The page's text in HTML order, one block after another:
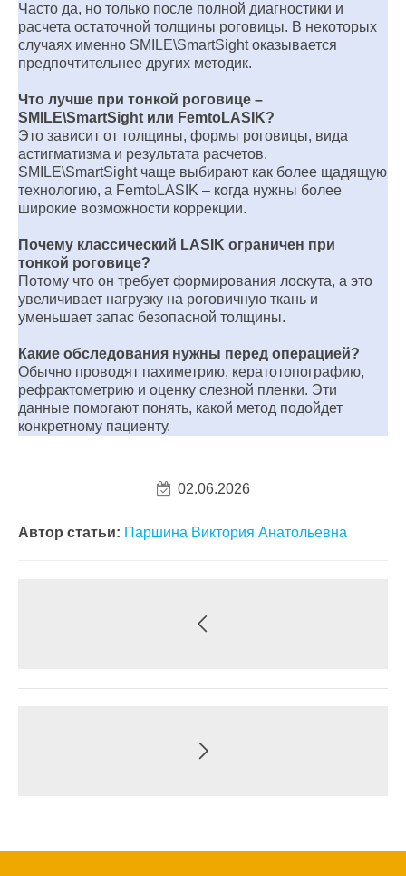
Часто да, но только после полной диагностики и
расчета остаточной толщины роговицы. В некоторых
случаях именно SMILE\SmartSight оказывается
предпочтительнее других методик.
Что лучше при тонкой роговице –
SMILE\SmartSight или FemtoLASIK?
Это зависит от толщины, формы роговицы, вида
астигматизма и результата расчетов.
SMILE\SmartSight чаще выбирают как более щадящую
технологию, а FemtoLASIK – когда нужны более
широкие возможности коррекции.
Почему классический LASIK ограничен при
тонкой роговице?
Потому что он требует формирования лоскута, а это
увеличивает нагрузку на роговичную ткань и
уменьшает запас безопасной толщины.
Какие обследования нужны перед операцией?
Обычно проводят пахиметрию, кератотопографию,
рефрактометрию и оценку слезной пленки. Эти
данные помогают понять, какой метод подойдет
конкретному пациенту.
02.06.2026
Автор статьи: Паршина Виктория Анатольевна